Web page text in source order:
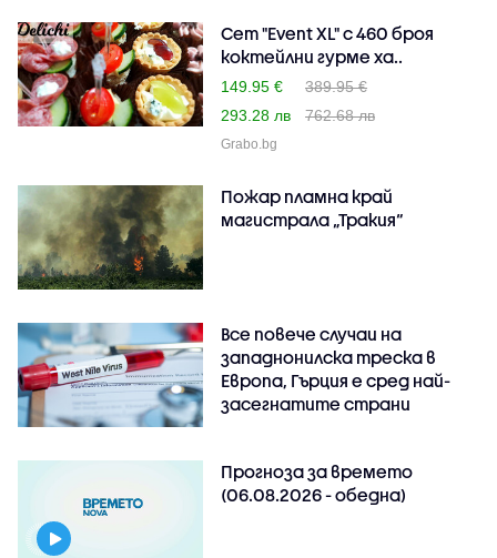
Сет "Event XL" с 460 броя
коктейлни гурме ха..
149.95 €
389.95 €
293.28 лв
762.68 лв
Grabo.bg
Пожар пламна край
магистрала „Тракия“
Все повече случаи на
западнонилска треска в
Европа, Гърция е сред най-
засегнатите страни
Прогноза за времето
(06.08.2026 - обедна)